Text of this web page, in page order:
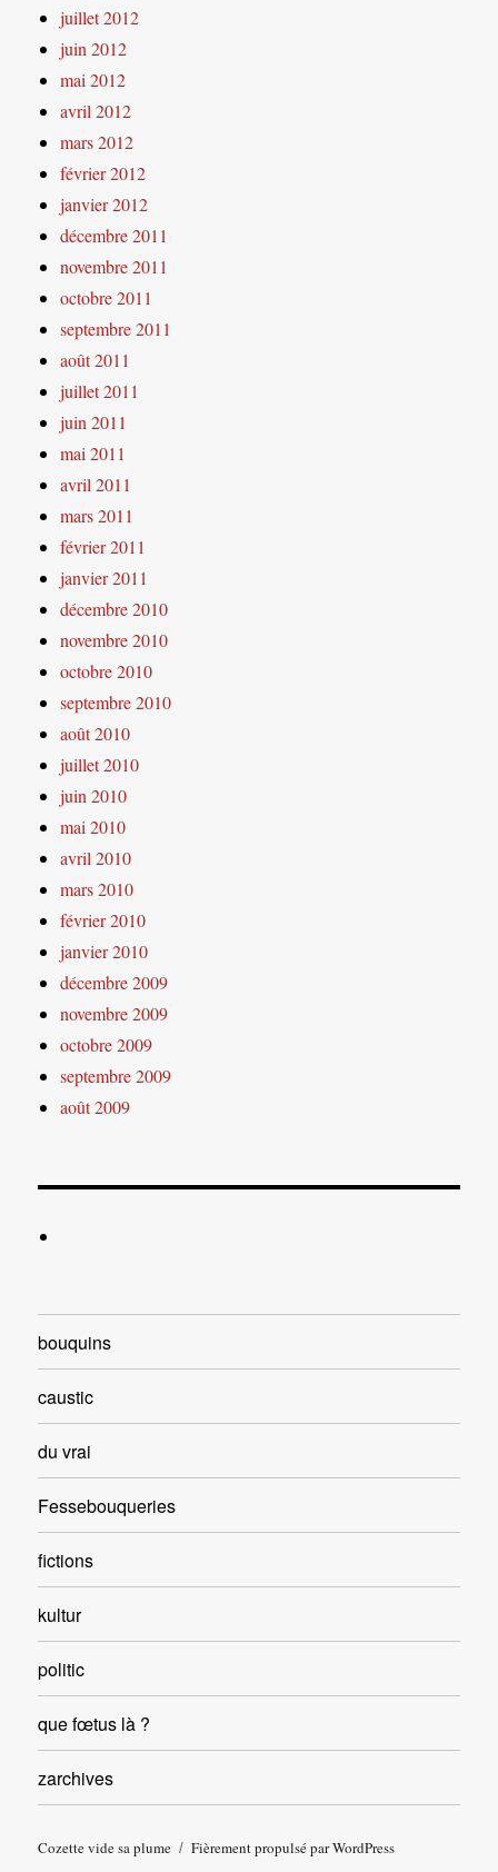
juillet 2012
juin 2012
mai 2012
avril 2012
mars 2012
février 2012
janvier 2012
décembre 2011
novembre 2011
octobre 2011
septembre 2011
août 2011
juillet 2011
juin 2011
mai 2011
avril 2011
mars 2011
février 2011
janvier 2011
décembre 2010
novembre 2010
octobre 2010
septembre 2010
août 2010
juillet 2010
juin 2010
mai 2010
avril 2010
mars 2010
février 2010
janvier 2010
décembre 2009
novembre 2009
octobre 2009
septembre 2009
août 2009
bouquins
caustic
du vrai
Fessebouqueries
fictions
kultur
politic
que fœtus là ?
zarchives
Cozette vide sa plume Fièrement propulsé par WordPress